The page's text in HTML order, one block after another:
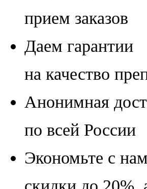
прием заказов
Даем гарантии
на качество
Анонимная
по всей России
Экономьте с